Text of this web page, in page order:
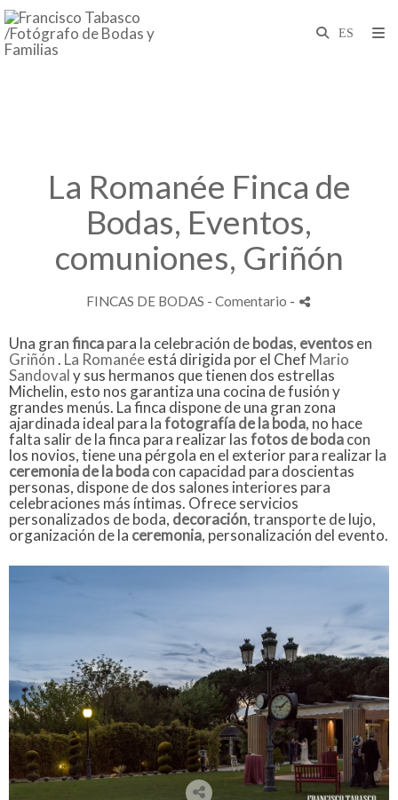
La Romanée Finca de
Bodas, Eventos,
comuniones, Griñón
FINCAS DE BODAS - Comentario -
Una granfincapara la celebración debodas, eventosen
Griñón. La Romanéeestá dirigida por el Chef Mario
Sandovaly sus hermanos que tienen dos estrellas
Michelin, esto nos garantiza una cocina de fusión y
grandes menús. La finca dispone de una gran zona
ajardinada ideal para lafotografía de la boda, no hace
falta salir de la finca para realizar lasfotos de bodacon
los novios, tiene una pérgola en el exterior para realizar la
ceremonia de la bodacon capacidad para doscientas
personas, dispone de dos salones interiores para
celebraciones más íntimas. Ofrece servicios
personalizados de boda, decoración, transporte de lujo,
organización de la ceremonia, personalización del evento.